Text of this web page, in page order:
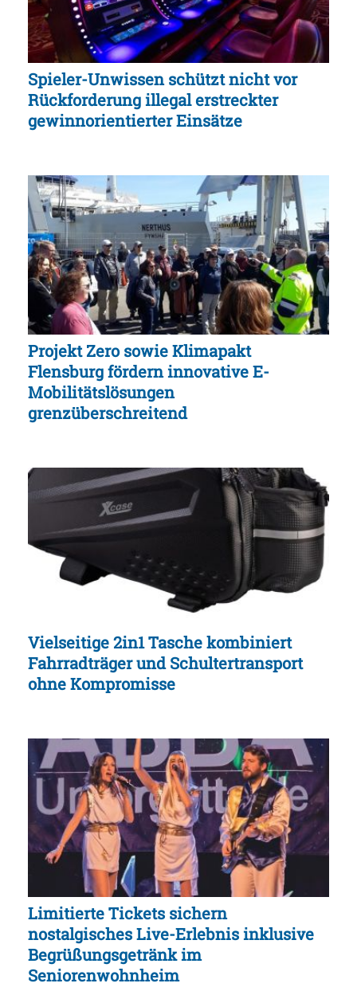
Spieler-Unwissen schützt nicht vor
Rückforderung illegal erstreckter
gewinnorientierter Einsätze
Projekt Zero sowie Klimapakt
Flensburg fördern innovative E-
Mobilitätslösungen
grenzüberschreitend
Vielseitige 2in1 Tasche kombiniert
Fahrradträger und Schultertransport
ohne Kompromisse
Limitierte Tickets sichern
nostalgisches Live-Erlebnis inklusive
Begrüßungsgetränk im
Seniorenwohnheim